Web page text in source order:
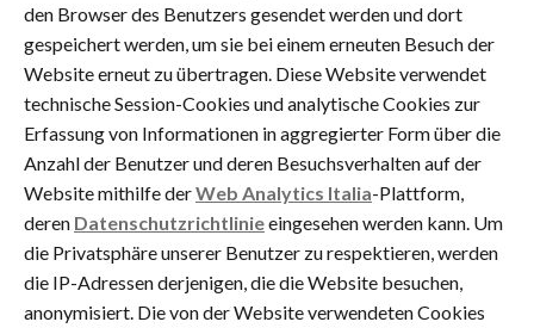
den Browser des Benutzers gesendet werden und dort
gespeichert werden, um sie bei einem erneuten Besuch der
Website erneut zu übertragen. Diese Website verwendet
technische Session-Cookies und analytische Cookies zur
Erfassung von Informationen in aggregierter Form über die
Anzahl der Benutzer und deren Besuchsverhalten auf der
Website mithilfe derWeb Analytics Italia-Plattform,
deren Datenschutzrichtlinieeingesehen werden kann. Um
die Privatsphäre unserer Benutzer zu respektieren, werden
die IP-Adressen derjenigen, die die Website besuchen,
anonymisiert. Die von der Website verwendeten Cookies